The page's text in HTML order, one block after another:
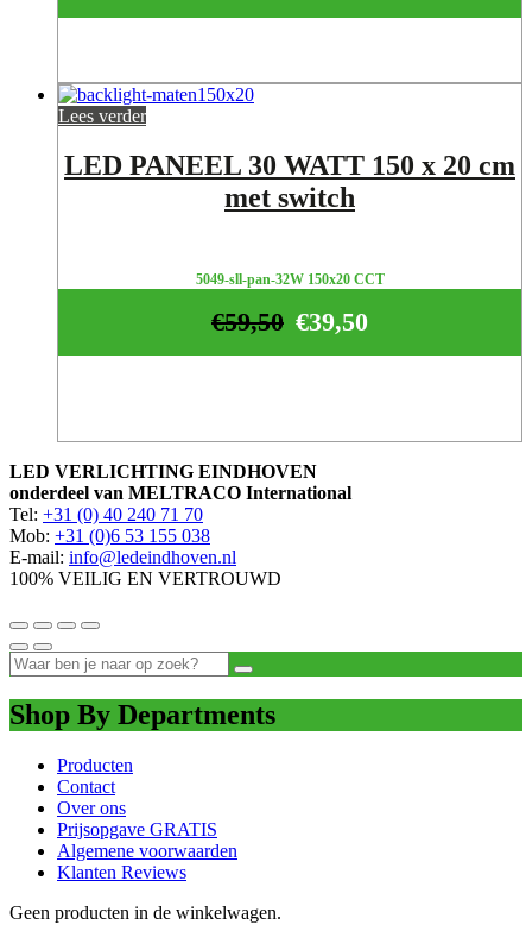
Lees verder
LED PANEEL 30 WATT 150 x 20 cm
met switch
5049-sll-pan-32W 150x20 CCT
€39,50
€59,50
LED VERLICHTING EINDHOVEN
onderdeel van MELTRACO International
Tel: +31 (0) 40 240 71 70
Mob: +31 (0)6 53 155 038
E-mail: info@ledeindhoven.nl
100% VEILIG EN VERTROUWD
Shop By Departments
Producten
Contact
Over ons
Prijsopgave GRATIS
Algemene voorwaarden
Klanten Reviews
Geen producten in de winkelwagen.